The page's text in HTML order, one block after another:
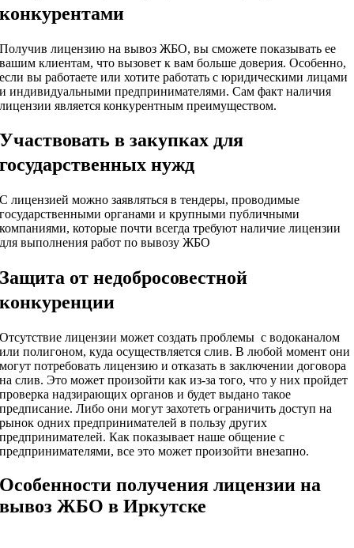
конкурентами
Получив лицензию на вывоз ЖБО, вы сможете показывать ее
вашим клиентам, что вызовет к вам больше доверия. Особенно,
если вы работаете или хотите работать с юридическими лицами
и индивидуальными предпринимателями. Сам факт наличия
лицензии является конкурентным преимуществом.
Участвовать в закупках для
государственных нужд
С лицензией можно заявляться в тендеры, проводимые
государственными органами и крупными публичными
компаниями, которые почти всегда требуют наличие лицензии
для выполнения работ по вывозу ЖБО
Защита от недобросовестной
конкуренции
Отсутствие лицензии может создать проблемы с водоканалом
или полигоном, куда осуществляется слив. В любой момент они
могут потребовать лицензию и отказать в заключении договора
на слив. Это может произойти как из-за того, что у них пройдет
проверка надзирающих органов и будет выдано такое
предписание. Либо они могут захотеть ограничить доступ на
рынок одних предпринимателей в пользу других
предпринимателей. Как показывает наше общение с
предпринимателями, все это может произойти внезапно.
Особенности получения лицензии на
вывоз ЖБО в Иркутске